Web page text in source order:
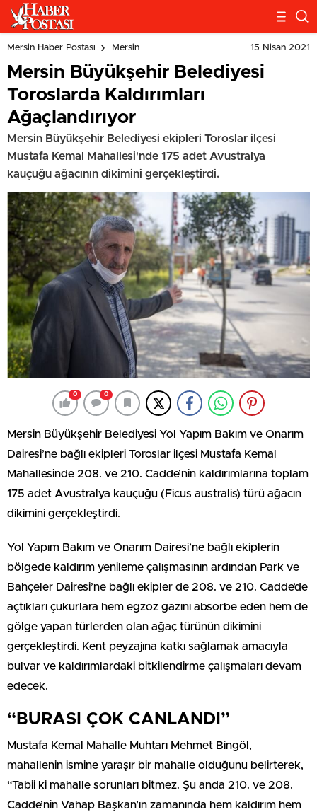
Mersin Haber Postası Mersin 15 Nisan 2021
Mersin Büyükşehir Belediyesi
Toroslarda Kaldırımları
Ağaçlandırıyor
Mersin Büyükşehir Belediyesi ekipleri Toroslar ilçesi
Mustafa Kemal Mahallesi'nde 175 adet Avustralya
kauçuğu ağacının dikimini gerçekleştirdi.
0 0
Mersin Büyükşehir Belediyesi Yol Yapım Bakım ve Onarım
Dairesi’ne bağlı ekipleri Toroslar ilçesi Mustafa Kemal
Mahallesinde 208. ve 210. Cadde’nin kaldırımlarına toplam
175 adet Avustralya kauçuğu (Ficus australis) türü ağacın
dikimini gerçekleştirdi.
Yol Yapım Bakım ve Onarım Dairesi’ne bağlı ekiplerin
bölgede kaldırım yenileme çalışmasının ardından Park ve
Bahçeler Dairesi’ne bağlı ekipler de 208. ve 210. Cadde’de
açtıkları çukurlara hem egzoz gazını absorbe eden hem de
gölge yapan türlerden olan ağaç türünün dikimini
gerçekleştirdi. Kent peyzajına katkı sağlamak amacıyla
bulvar ve kaldırımlardaki bitkilendirme çalışmaları devam
edecek.
“BURASI ÇOK CANLANDI”
Mustafa Kemal Mahalle Muhtarı Mehmet Bingöl,
mahallenin ismine yaraşır bir mahalle olduğunu belirterek,
“Tabii ki mahalle sorunları bitmez. Şu anda 210. ve 208.
Cadde’nin Vahap Başkan’ın zamanında hem kaldırım hem